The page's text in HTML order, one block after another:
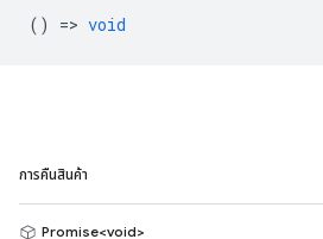
() => void
การคืนสินค้า
Promise<void>